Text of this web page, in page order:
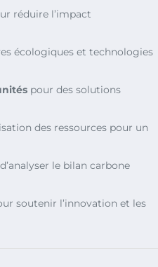
réduire l’impact
écologiques et technologies
pour des solutions
des ressources pour un
le bilan carbone
soutenir l’innovation et les